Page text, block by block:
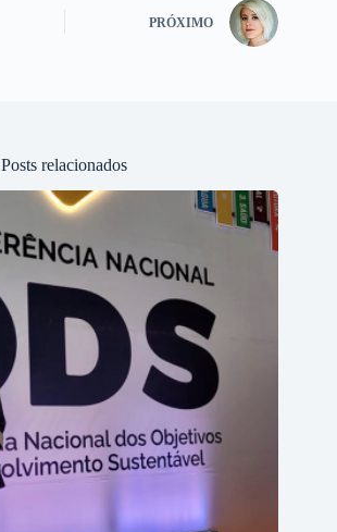
PRÓXIMO
Posts relacionados